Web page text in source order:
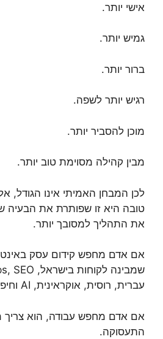
אישי יותר.
גמיש יותר.
ברור יותר.
רגיש יותר לשפה.
מוכן להסביר יותר.
מבין קהילה מסוימת טוב יותר.
לכן המבחן האמיתי אינו
טובה היא זו שפותרת את הבעיה
את התהליך למסובך יותר.
אם אדם מחפש קידום עסק
עברית, רוסית, אוקראינית, AI וחיפושים מקומיים.
אם אדם מחפש עבודה, הוא צריך
התעסוקה.